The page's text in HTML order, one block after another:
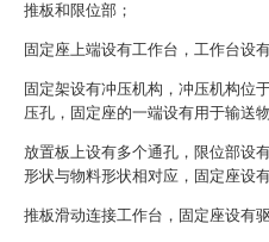
推板和限位部；
固定座上端设有工作台，工作台设
固定架设有冲压机构，冲压机构位
压孔，固定座的一端设有用于输送
放置板上设有多个通孔，限位部设
形状与物料形状相对应，固定座设
推板滑动连接工作台，固定座设有